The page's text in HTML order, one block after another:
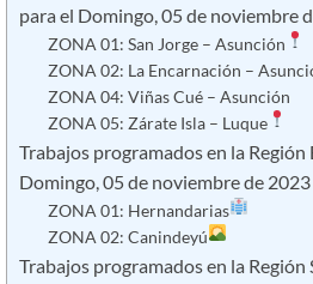
para el Domingo, 05 de noviembre
ZONA 01: San Jorge – Asunción
ZONA 02: La Encarnación –
ZONA 04: Viñas Cué – Asunción
ZONA 05: Zárate Isla – Luque
Trabajos programados en la Región
Domingo, 05 de noviembre de 2023
ZONA 01: Hernandarias
ZONA 02: Canindeyú
Trabajos programados en la Región